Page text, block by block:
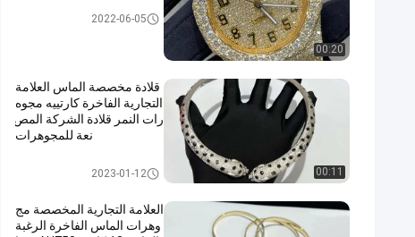
00:20
مجوهرات العلامة التجارية الفاخرة
2022-06-05
00:11
قلادة مخصصة الماس العلامة
التجارية الفاخرة كارتييه مجوه
رات النمر قلادة الشركة المص
نعة للمجوهرات
مجوهرات العلامة التجارية الفاخرة
2023-01-12
العلامة التجارية المخصصة مج
وهرات الماس الفاخرة الرغبة